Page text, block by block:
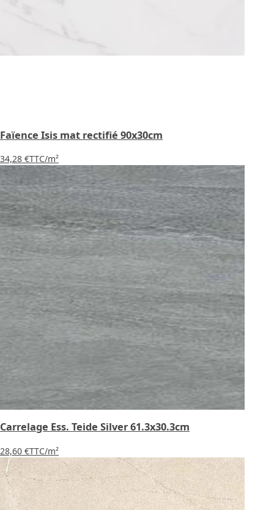
Faïence Isis mat rectifié 90x30cm
34,28 €TTC/m²
Carrelage Ess. Teide Silver 61.3x30.3cm
28,60 €TTC/m²